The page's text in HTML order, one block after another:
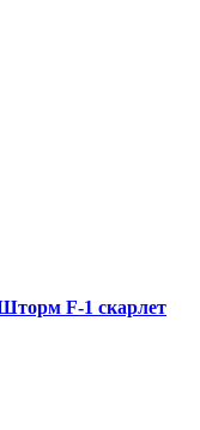
F-1 скарлет